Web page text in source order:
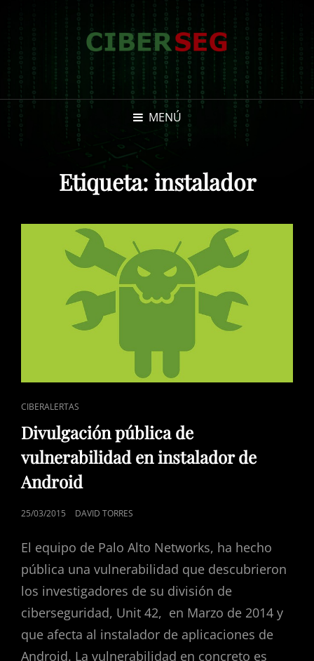
MENÚ
Etiqueta: instalador
ENLACES
DE
CATEGORÍAS
CIBERALERTAS
Divulgación pública de
vulnerabilidad en instalador de
Android
PUBLICADO
25/03/2015 DAVID TORRES
El equipo de Palo Alto Networks, ha hecho
pública una vulnerabilidad que descubrieron
los investigadores de su división de
ciberseguridad, Unit 42, en Marzo de 2014 y
que afecta al instalador de aplicaciones de
Android. La vulnerabilidad en concreto es